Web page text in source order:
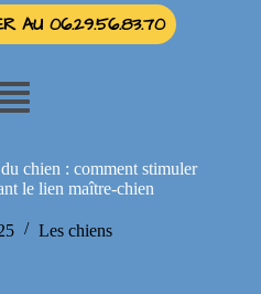
AU 06.29.56.83.70
chien : comment stimuler
le lien maître-chien
Les chiens